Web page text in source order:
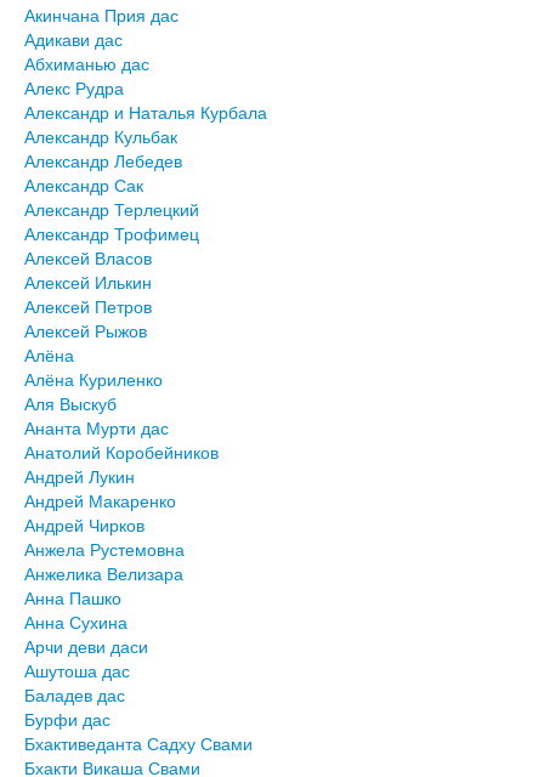
Акинчана Прия дас
Адикави дас
Абхиманью дас
Алекс Рудра
Александр и Наталья Курбала
Александр Кульбак
Александр Лебедев
Александр Сак
Александр Терлецкий
Александр Трофимец
Алексей Власов
Алексей Илькин
Алексей Петров
Алексей Рыжов
Алёна
Алёна Куриленко
Аля Выскуб
Ананта Мурти дас
Анатолий Коробейников
Андрей Лукин
Андрей Макаренко
Андрей Чирков
Анжела Рустемовна
Анжелика Велизара
Анна Пашко
Анна Сухина
Арчи деви даси
Ашутоша дас
Баладев дас
Бурфи дас
Бхактиведанта Садху Свами
Бхакти Викаша Свами